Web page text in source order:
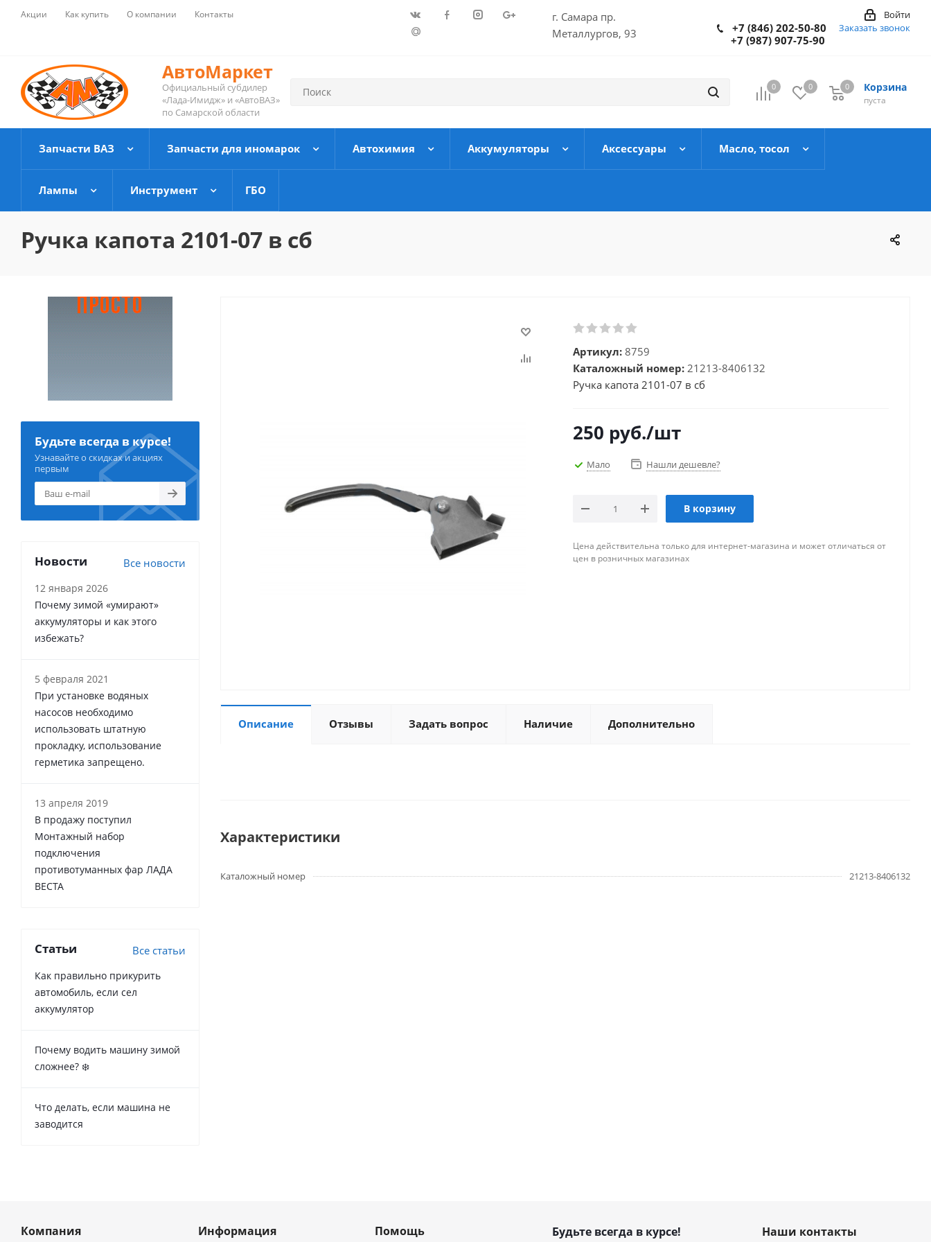
Акции Как купить О компании Контакты
г. Самара пр.
Металлургов, 93
Войти
+7 (846) 202-50-80
+7 (987) 907-75-90
Заказать звонок
АвтоМаркет
Официальный субдилер
«Лада-Имидж» и «АвтоВАЗ»
по Самарской области
0 0 Корзина
пуста
0
Запчасти ВАЗ Запчасти для иномарок Автохимия Аккумуляторы Аксессуары Масло, тосол
Лампы Инструмент ГБО
Ручка капота 2101-07 в сб
Артикул: 8759
Каталожный номер: 21213-8406132
Ручка капота 2101-07 в сб
250 руб./шт
Мало Нашли дешевле?
В корзину
Цена действительна только для интернет-магазина и может отличаться от
цен в розничных магазинах
Описание Отзывы Задать вопрос Наличие Дополнительно
Характеристики
Каталожный номер 21213-8406132
Будьте всегда в курсе!
Узнавайте о скидках и акциях
первым
Новости Все новости
12 января 2026
Почему зимой «умирают»
аккумуляторы и как этого
избежать?
5 февраля 2021
При установке водяных
насосов необходимо
использовать штатную
прокладку, использование
герметика запрещено.
13 апреля 2019
В продажу поступил
Монтажный набор
подключения
противотуманных фар ЛАДА
ВЕСТА
Статьи Все статьи
Как правильно прикурить
автомобиль, если сел
аккумулятор
Почему водить машину зимой
сложнее? ❄️
Что делать, если машина не
заводится
Компания Информация Помощь Будьте всегда в курсе! Наши контакты